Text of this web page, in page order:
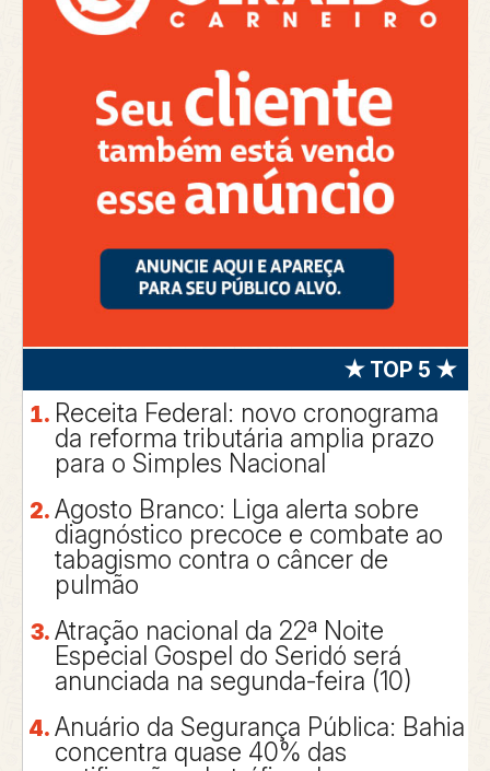
★ TOP 5 ★
Receita Federal: novo cronograma
da reforma tributária amplia prazo
para o Simples Nacional
Agosto Branco: Liga alerta sobre
diagnóstico precoce e combate ao
tabagismo contra o câncer de
pulmão
Atração nacional da 22ª Noite
Especial Gospel do Seridó será
anunciada na segunda-feira (10)
Anuário da Segurança Pública: Bahia
concentra quase 40% das